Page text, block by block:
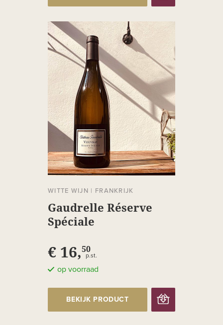
WITTE WIJN | FRANKRIJK
Gaudrelle Réserve
Spéciale
€ 16,50
p.st.
op voorraad
BEKIJK PRODUCT